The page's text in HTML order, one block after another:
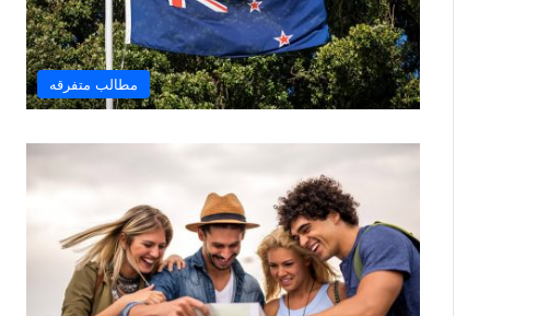
مطالب متفرقه